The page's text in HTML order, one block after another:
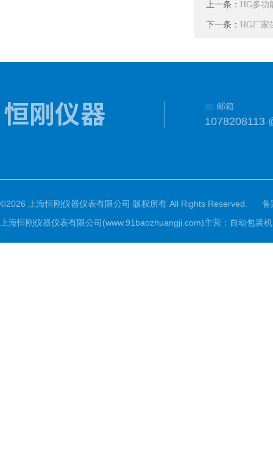
上一条： HG多功
下一条： HG厂家
邮箱
1078208113
©2026 上海恒刚仪器仪表有限公司 版权所有 All Rights Reserved.
备
上海恒刚仪器仪表有限公司(www.91baozhuangji.com)主营：自动包